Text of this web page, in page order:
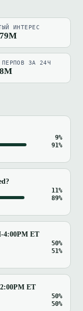
ИНТЕРЕС
ПЕРПОВ ЗА 24Ч
9%
91%
11%
89%
4:00PM ET
50%
51%
ET
50%
50%